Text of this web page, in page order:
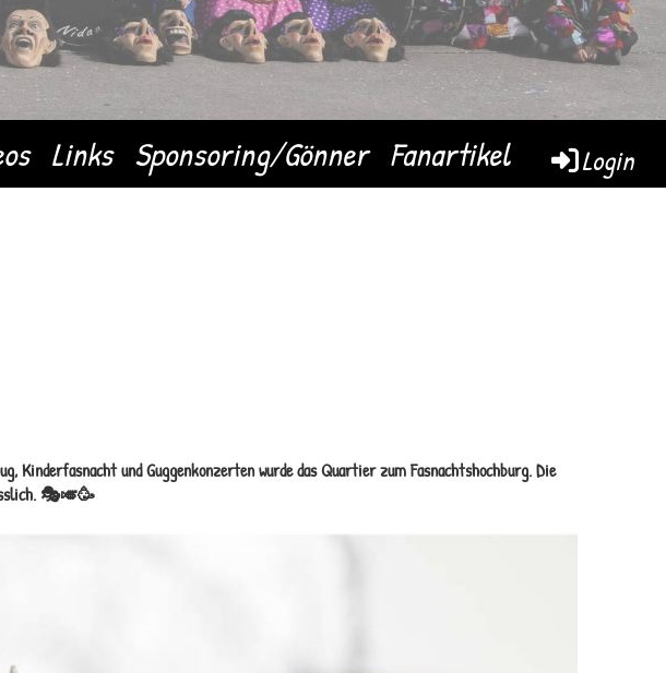
Links Sponsoring/Gönner Fanartikel Login
und Guggenkonzerten wurde das Quartier zum Fasnachtshochburg. Die
🎭🎺🥳